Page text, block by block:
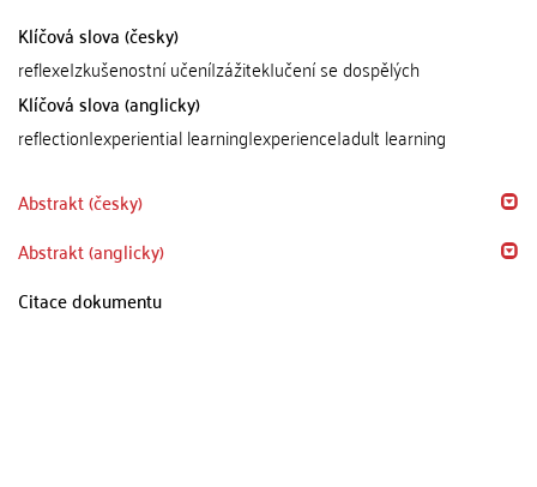
Klíčová slova (česky)
reflexe|zkušenostní učení|zážitek|učení se dospělých
Klíčová slova (anglicky)
reflection|experiential learning|experience|adult learning
Abstrakt (česky)
Abstrakt (anglicky)
Citace dokumentu